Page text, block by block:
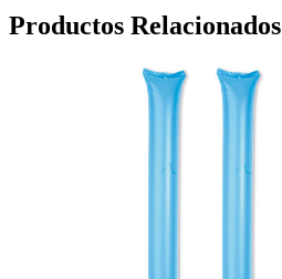
Productos Relacionados